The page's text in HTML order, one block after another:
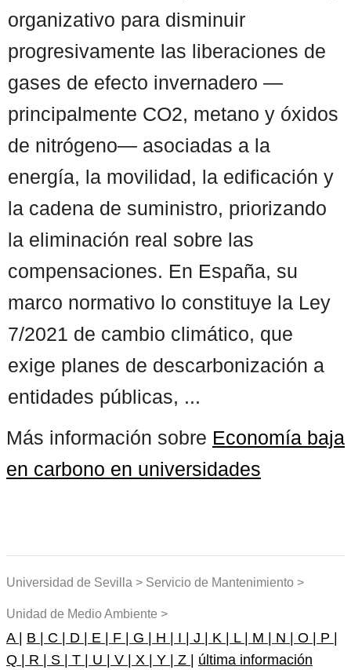
organizativo para disminuir
progresivamente las liberaciones de
gases de efecto invernadero —
principalmente CO2, metano y óxidos
de nitrógeno— asociadas a la
energía, la movilidad, la edificación y
la cadena de suministro, priorizando
la eliminación real sobre las
compensaciones. En España, su
marco normativo lo constituye la Ley
7/2021 de cambio climático, que
exige planes de descarbonización a
entidades públicas, ...
Más información sobre Economía baja
en carbono en universidades
Universidad de Sevilla > Servicio de Mantenimiento >
Unidad de Medio Ambiente >
A | B | C | D | E | F | G | H | I | J | K | L | M | N | O | P |
Q | R | S | T | U | V | X | Y | Z | última información